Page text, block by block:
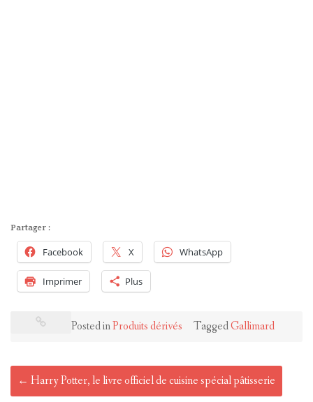
Partager :
Facebook X WhatsApp
Imprimer Plus
Posted inProduits dérivés TaggedGallimard
Post
navigation
← Harry Potter, le livre officiel de cuisine spécial pâtisserie